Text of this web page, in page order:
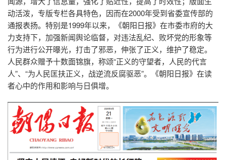
智慧党建方案
历史报刊数据库建设方案
扫描加工方案
数字出版方案
智慧媒体
融媒体生产SAAS产品文档
服务
基础服务
增值服务
自助服务
动活泼，专版专栏各具特色，因而在2000年受到省委宣传部的
通报表扬。特别是1999年以来，《朝阳日报》在市委市府的大
力支持下，加强新闻舆论临督，对违法乱纪、败坏党的形象等
行为进行公开曝光，打击了邪恶，伸张了正义，维护了稳定。
人民群众赠予十数面锦旗，称颂“正义的守望者，人民的代言
人”、“为人民匡扶正义，战逆流反腐驱恶”。《朝阳日报》在读
者心中的作用和影响与日俱增。